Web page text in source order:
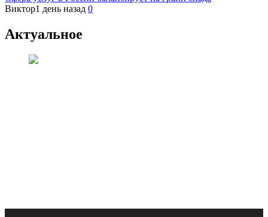
Виктор1 день назад 0
Актуальное